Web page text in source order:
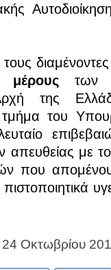
μέρουςτων
της
τμήμα του
απευθείας με
που
24 Οκτωβρίου